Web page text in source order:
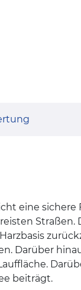
eine sichere
Straßen.
Darüber
beiträgt.